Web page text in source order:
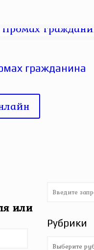
гражданина
или
Рубрики
Рубрики